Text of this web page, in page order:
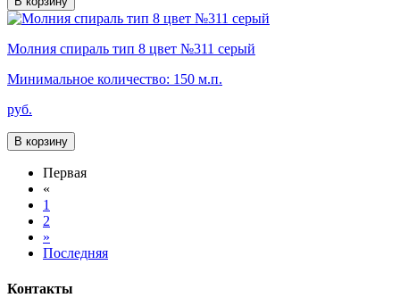
Молния спираль тип 8 цвет №311 серый
Минимальное количество: 150 м.п.
руб.
В корзину
Первая
«
1
2
»
Последняя
Контакты